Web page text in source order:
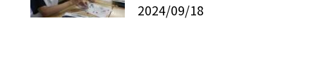
2024/09/18